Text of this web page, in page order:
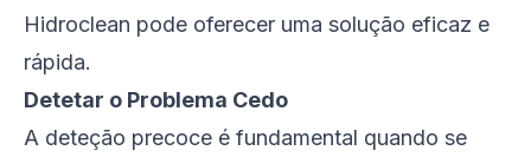
Hidroclean pode oferecer uma solução eficaz e
rápida.
Detetar o Problema Cedo
A deteção precoce é fundamental quando se